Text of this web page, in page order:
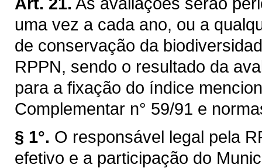
uma vez a cada ano, ou a
de conservação da
RPPN, sendo o resultado da
para a fixação do índice
Complementar n° 59/91 e
§ 1°. O responsável legal pela
efetivo e a participação do